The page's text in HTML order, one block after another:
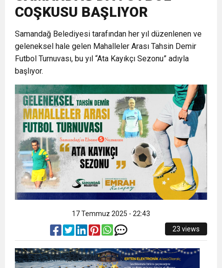
Cumhuriyet, Türk Milletinin Özgürlük
ve Onur Nişanesidir
6:19 HBB BAŞKANI ÖNTÜRK’ÜN
CUMHURİYET BAYRAMI MESAJI
17:36 KURUMLAR VERGİSİ ERTELENDİ
DUYURUSU
21:40 CEYLANDERE’DE BAŞKAN EMRAH
KARAÇAY’A SEVGİ SELİ
18:22 BAŞKAN SAMİ ÜSTÜN’DEN
GÖNÜLLERE DOKUNAN ZİYARET
COŞKUSU BAŞLIYOR
Samandağ Belediyesi tarafından her yıl düzenlenen ve
geleneksel hale gelen Mahalleler Arası Tahsin Demir
Futbol Turnuvası, bu yıl “Ata Kayıkçı Sezonu” adıyla
başlıyor.
17 Temmuz 2025 - 22:43
23 views